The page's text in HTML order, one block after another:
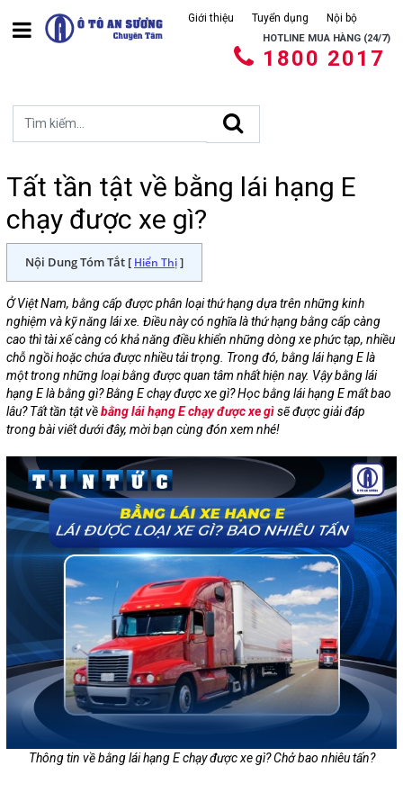
Giới thiệu Tuyển dụng Nội bộ
HOTLINE MUA HÀNG (24/7)
1800 2017
Tất tần tật về bằng lái hạng E
chạy được xe gì?
Nội Dung Tóm Tắt [ Hiển Thị]
Ở Việt Nam, bằng cấp được phân loại thứ hạng dựa trên những kinh
nghiệm và kỹ năng lái xe. Điều này có nghĩa là thứ hạng bằng cấp càng
cao thì tài xế càng có khả năng điều khiển những dòng xe phức tạp, nhiều
chỗ ngồi hoặc chứa được nhiều tải trọng. Trong đó, bằng lái hạng E là
một trong những loại bằng được quan tâm nhất hiện nay. Vậy bằng lái
hạng E là bằng gì? Bằng E chạy được xe gì? Học bằng lái hạng E mất bao
lâu? Tất tần tật vềbằng lái hạng E chạy được xe gìsẽ được giải đáp
trong bài viết dưới đây, mời bạn cùng đón xem nhé!
Thông tin về bằng lái hạng E chạy được xe gì? Chở bao nhiêu tấn?